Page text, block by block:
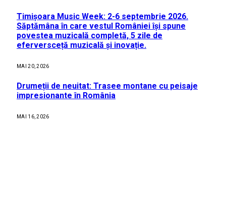
Timișoara Music Week: 2-6 septembrie 2026.
Săptămâna în care vestul României își spune
povestea muzicală completă, 5 zile de
eferversceță muzicală și inovație.
MAI 20, 2026
Drumeții de neuitat: Trasee montane cu peisaje
impresionante în România
MAI 16, 2026